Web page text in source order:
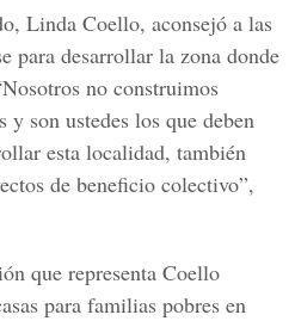
Linda Coello, aconsejó a las
para desarrollar la zona donde
no construimos
son ustedes los que deben
esta localidad, también
de beneficio colectivo”,
que representa Coello
para familias pobres en